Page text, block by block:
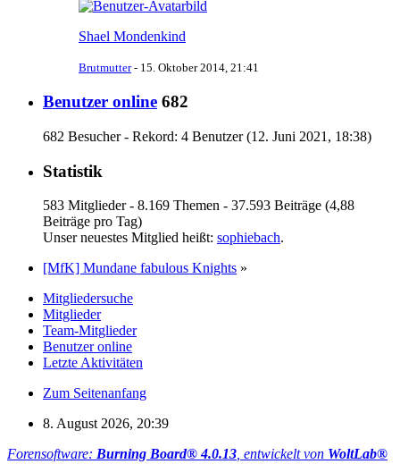
Shael Mondenkind
Brutmutter- 15. Oktober 2014, 21:41
Benutzer online 682
682 Besucher - Rekord: 4 Benutzer (12. Juni 2021, 18:38)
Statistik
583 Mitglieder - 8.169 Themen - 37.593 Beiträge (4,88
Beiträge pro Tag)
Unser neuestes Mitglied heißt: sophiebach.
[MfK] Mundane fabulous Knights »
Mitgliedersuche
Mitglieder
Team-Mitglieder
Benutzer online
Letzte Aktivitäten
Zum Seitenanfang
8. August 2026, 20:39
Forensoftware: Burning Board® 4.0.13 , entwickelt von WoltLab®